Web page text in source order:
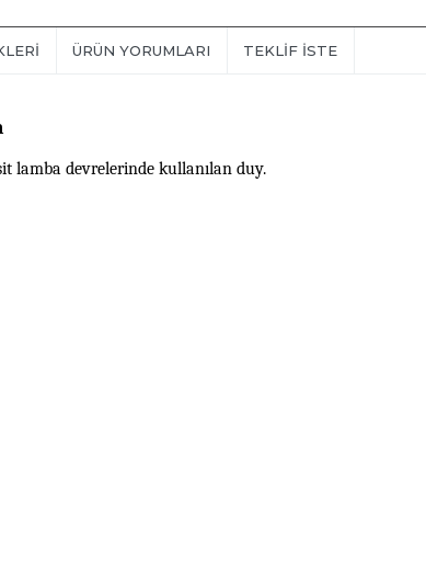
ÜRÜN YORUMLARI TEKLIF İSTE
lamba devrelerinde kullanılan duy.